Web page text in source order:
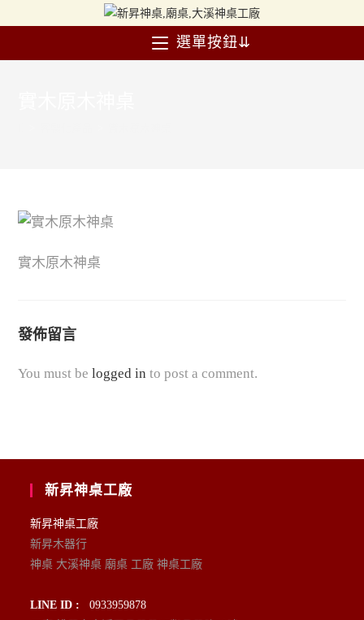
選單按鈕⇊
實木原木神桌
發佈留言
You must belogged in to post a comment.
新昇神桌工廠
新昇神桌工廠
新昇木器行
神桌 大溪神桌 廟桌 工廠 神桌工廠
LINE ID :
0933959878